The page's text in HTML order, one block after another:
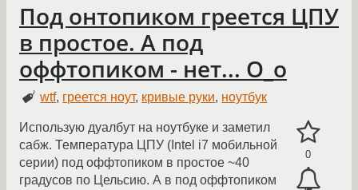
Под онтопиком греется ЦПУ
в простое. А под
оффтопиком - нет... О_о
wtf, греется ноут, кривые руки, ноутбук
0
Использую дуалбут на ноутбуке и заметил
сабж. Температура ЦПУ (Intel i7 мобильной
серии) под оффтопиком в простое ~40
градусов по Цельсию. А в под оффтопиком